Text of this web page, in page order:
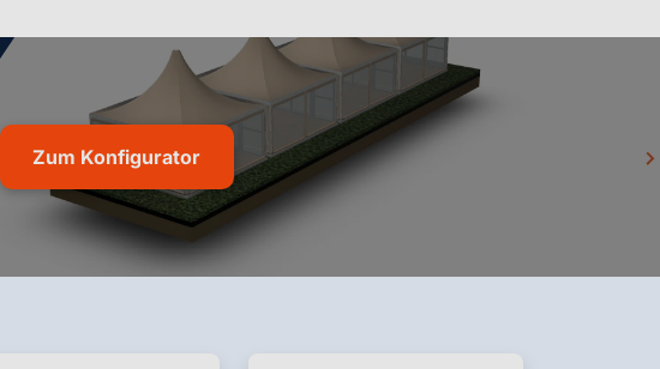
Zum Konfigurator